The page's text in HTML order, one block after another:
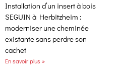
Installation d’un insert à bois
SEGUIN à Herbitzheim :
moderniser une cheminée
existante sans perdre son
cachet
En savoir plus »